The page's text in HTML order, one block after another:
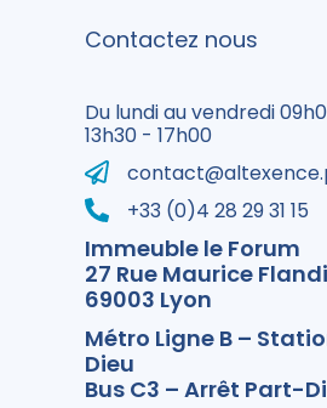
Contactez nous
Du lundi au vendredi
13h30 - 17h00
+33 (0)4 28 29 31 15
Immeuble le Forum
27 Rue Maurice
69003 Lyon
Métro Ligne B –
Dieu
Bus C3 – Arrêt Part-